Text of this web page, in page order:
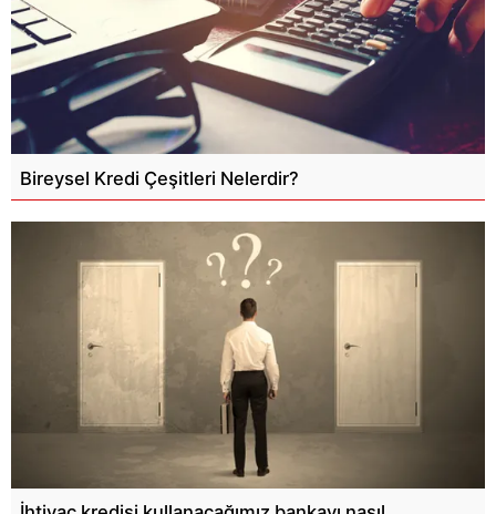
Bireysel Kredi Çeşitleri Nelerdir?